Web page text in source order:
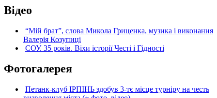
Відео
“Мій брат”, слова Микола Гриценка, музика і виконання
Валерія Козупиці
СОУ. 35 років. Віхи історії Честі і Гідності
Фотогалерея
Петанк-клуб ІРПІНЬ здобув 3-тє місце турніру на честь